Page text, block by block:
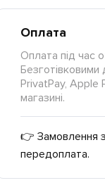
Оплата
Оплата під час
Безготівковими
PrivatPay, Apple
магазині.
👉 Замовлення
передоплата.